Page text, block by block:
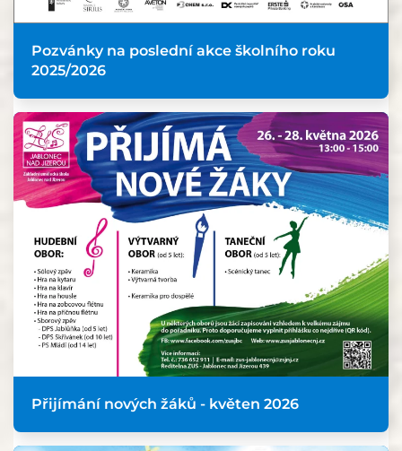
Pozvánky na poslední akce školního roku
2025/2026
Přijímání nových žáků - květen 2026